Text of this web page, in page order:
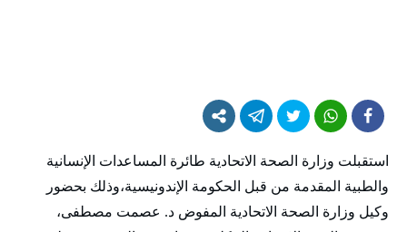
استقبلت وزارة الصحة الاتحادية طائرة المساعدات الإنسانية
والطبية المقدمة من قبل الحكومة الإندونيسية،وذلك بحضور
وكيل وزارة الصحة الاتحادية المفوض د. عصمت مصطفى،